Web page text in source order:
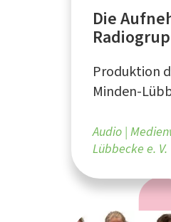
Die
Produktion
Minden-
Audio
Lübbecke e. V.